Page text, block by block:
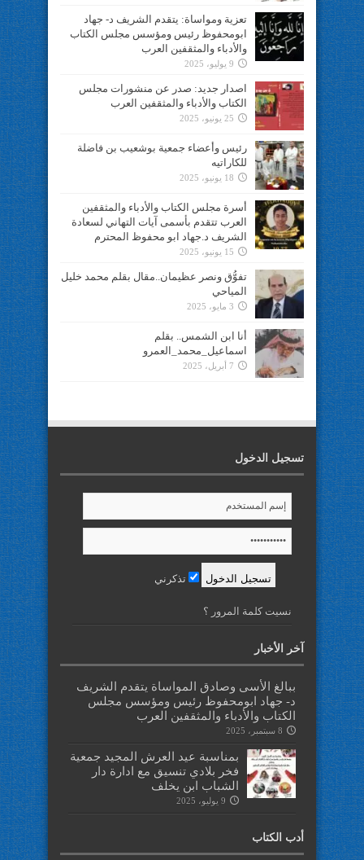
تعزية ومواساة: يتقدم الشريف د- جهاد
ابومحفوظ رئيس ومؤسس مجلس الكتاب
والأدباء والمثقفين العرب
9 يوليو، 2025
اصدار جديد: صدر عن منشورات مجلس
الكتاب والأدباء والمثقفين العرب
25 يونيو، 2025
رئيس وأعضاء جمعية بوشعيب بن فاضلة
للكاراتيه
18 يونيو، 2025
أسرة مجلس الكتاب والأدباء والمثقفين
العرب تتقدم بأسمى آيات التهاني لسعادة
الشريف د.جهاد ابو محفوظ المحترم
15 يونيو، 2025
تفوُّق ونصر عظيمان..مقال بقلم محمد خليل
المياحي
3 مايو، 2025
أنا ابن الشمس.. بقلم
اسماعيل_محمد_العمرو
7 أبريل، 2025
تسجيل الدخول
تذكرني
نسيت كلمة المرور ؟
آخر الأخبار
ببالغ الأسى وصادق المواساة يتقدم الشريف
د- جهاد ابومحفوظ رئيس ومؤسس مجلس
الكتاب والأدباء والمثقفين العرب
8 سبتمبر، 2025
بمناسبة عيد العرش المجيد جمعية
فخر بلادي تنسيق مع ادارة دار
الشباب ابن يخلف
9 يوليو، 2025
أدب الكتاب